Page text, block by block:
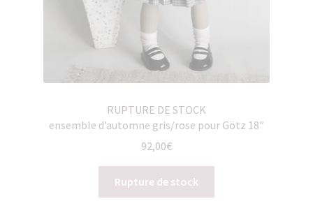
RUPTURE DE STOCK
ensemble d’automne gris/rose pour Götz 18″
92,00€
Rupture de stock